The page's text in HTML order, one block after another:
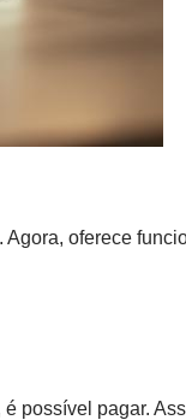
oferece
possível pagar.